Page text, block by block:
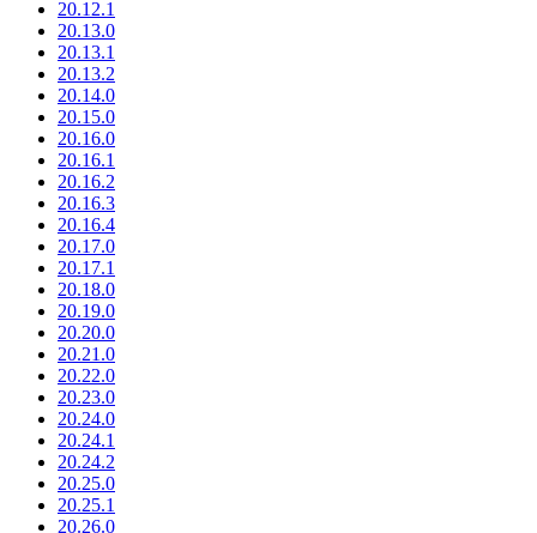
20.12.1
20.13.0
20.13.1
20.13.2
20.14.0
20.15.0
20.16.0
20.16.1
20.16.2
20.16.3
20.16.4
20.17.0
20.17.1
20.18.0
20.19.0
20.20.0
20.21.0
20.22.0
20.23.0
20.24.0
20.24.1
20.24.2
20.25.0
20.25.1
20.26.0